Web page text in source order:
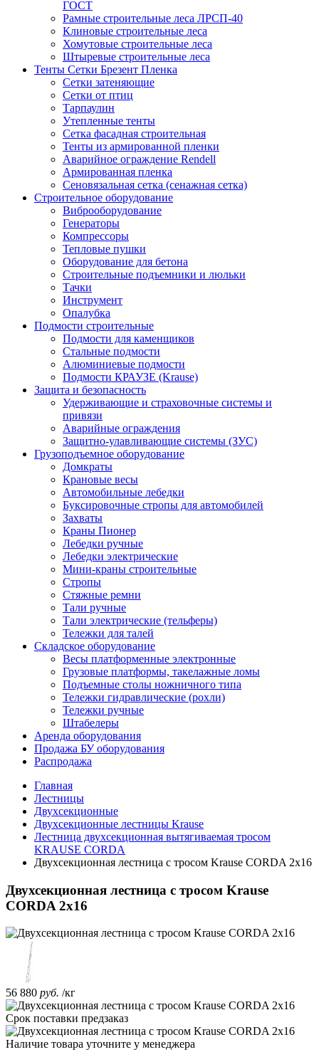
ГОСТ
Рамные строительные леса ЛРСП-40
Клиновые строительные леса
Хомутовые строительные леса
Штыревые строительные леса
Тенты Сетки Брезент Пленка
Сетки затеняющие
Сетки от птиц
Тарпаулин
Утепленные тенты
Сетка фасадная строительная
Тенты из армированной пленки
Аварийное ограждение Rendell
Армированная пленка
Сеновязальная сетка (сенажная сетка)
Строительное оборудование
Виброоборудование
Генераторы
Компрессоры
Тепловые пушки
Оборудование для бетона
Строительные подъемники и люльки
Тачки
Инструмент
Опалубка
Подмости строительные
Подмости для каменщиков
Стальные подмости
Алюминиевые подмости
Подмости КРАУЗЕ (Krause)
Защита и безопасность
Удерживающие и страховочные системы и
привязи
Аварийные ограждения
Защитно-улавливающие системы (ЗУС)
Грузоподъемное оборудование
Домкраты
Крановые весы
Автомобильные лебедки
Буксировочные стропы для автомобилей
Захваты
Краны Пионер
Лебедки ручные
Лебедки электрические
Мини-краны строительные
Стропы
Стяжные ремни
Тали ручные
Тали электрические (тельферы)
Тележки для талей
Складское оборудование
Весы платформенные электронные
Грузовые платформы, такелажные ломы
Подъемные столы ножничного типа
Тележки гидравлические (рохли)
Тележки ручные
Штабелеры
Аренда оборудования
Продажа БУ оборудования
Распродажа
Главная
Лестницы
Двухсекционные
Двухсекционные лестницы Krause
Лестница двухсекционная вытягиваемая тросом
KRAUSE CORDA
Двухсекционная лестница с тросом Krause CORDA 2х16
Двухсекционная лестница с тросом Krause
CORDA 2х16
56 880 руб. /кг
Срок поставки предзаказ
Наличие товара уточните у менеджера